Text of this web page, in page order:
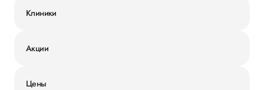
Клиники
Акции
Цены